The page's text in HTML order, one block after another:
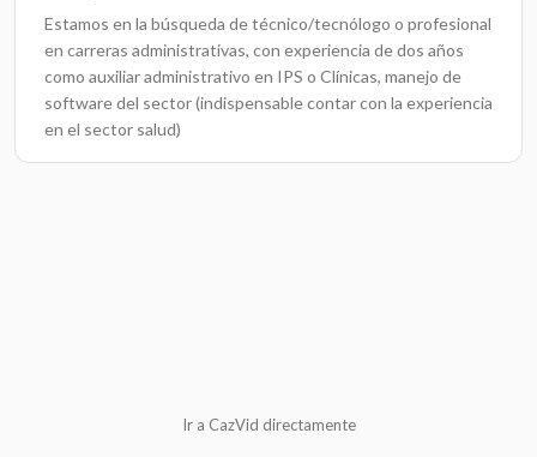
Estamos en la búsqueda de técnico/tecnólogo o profesional
en carreras administrativas, con experiencia de dos años
como auxiliar administrativo en IPS o Clínicas, manejo de
software del sector (indispensable contar con la experiencia
en el sector salud)
Ir a CazVid directamente